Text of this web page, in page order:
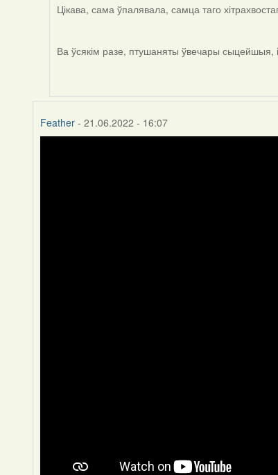
In
by
Цікава, сама ўпалявала, самца таго
Ва ўсякім разе, птушаняты ўвечары сыцейшыя,
Feather - 21.06.2022 - 16:07